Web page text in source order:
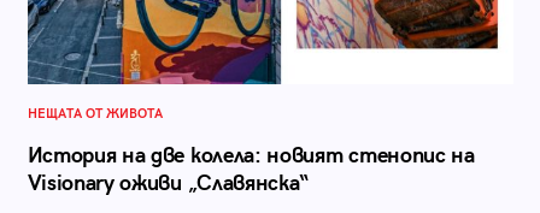
НЕЩАТА ОТ ЖИВОТА
История на две колела: новият стенопис на
Visionary оживи „Славянска“